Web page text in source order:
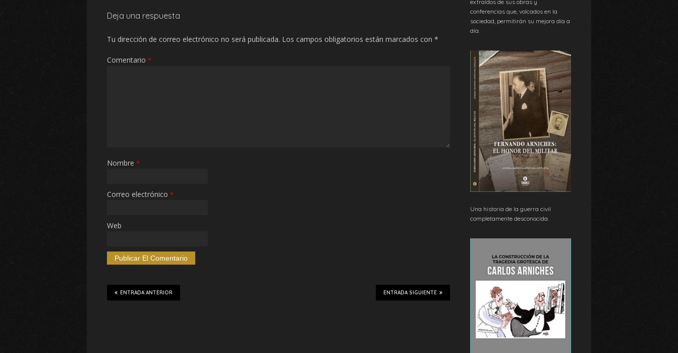
Deja una respuesta
Tu dirección de correo electrónico no será publicada. Los campos obligatorios están marcados con *
Comentario *
Nombre *
Correo electrónico *
Web
ENTRADA SIGUIENTE
ENTRADA ANTERIOR
extraídos de sus obras y
conferencias que, volcados en la
sociedad, permitirán su mejora día a
día.
Una historia de la guerra civil
completamente desconocida.